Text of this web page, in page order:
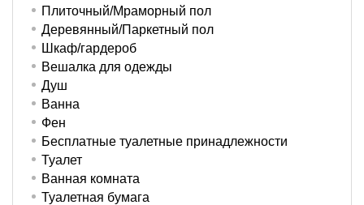
Плиточный/Мраморный пол
Деревянный/Паркетный пол
Шкаф/гардероб
Вешалка для одежды
Душ
Ванна
Фен
Бесплатные туалетные принадлежности
Туалет
Ванная комната
Туалетная бумага